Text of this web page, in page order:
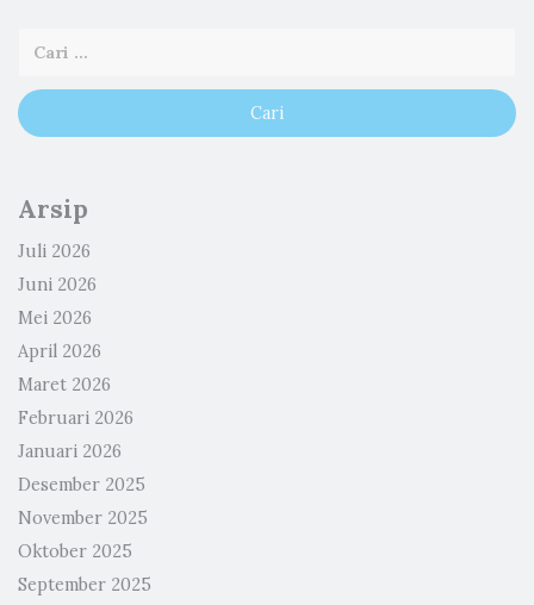
Arsip
Juli 2026
Juni 2026
Mei 2026
April 2026
Maret 2026
Februari 2026
Januari 2026
Desember 2025
November 2025
Oktober 2025
September 2025